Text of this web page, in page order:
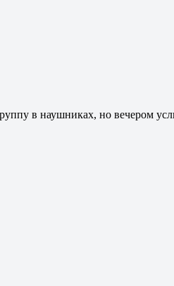
в наушниках, но вечером